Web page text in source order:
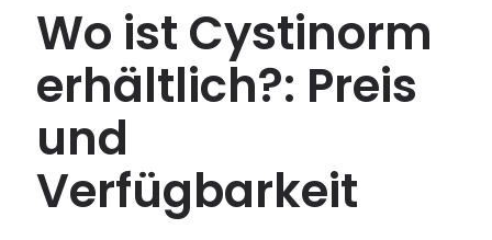
Wo ist Cystinorm
erhältlich?: Preis
und
Verfügbarkeit